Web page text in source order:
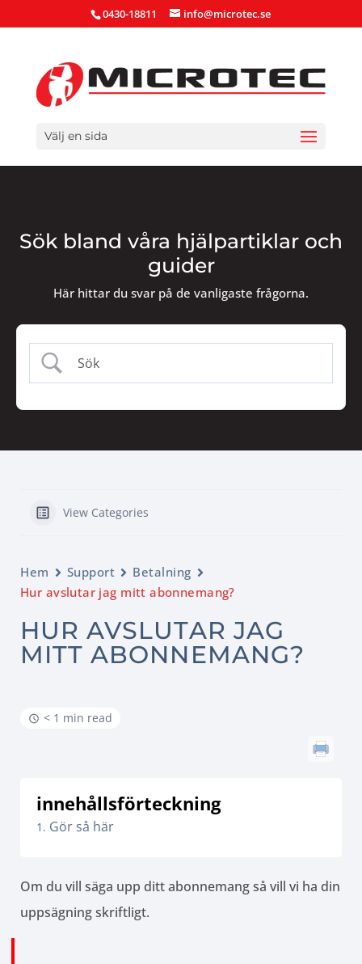
0430-18811 info@microtec.se
Välj en sida
Sök bland våra hjälpartiklar och
guider
Här hittar du svar på de vanligaste frågorna.
View Categories
Hem Support
Betalning
Hur avslutar jag mitt abonnemang?
HUR AVSLUTAR JAG
MITT ABONNEMANG?
< 1 min read
innehållsförteckning
Gör så här
Om du vill säga upp ditt abonnemang så vill vi ha din
uppsägning skriftligt.